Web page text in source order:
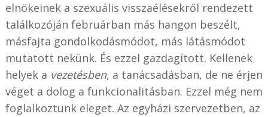
elnökeinek a szexuális visszaélésekről rendezett
találkozóján februárban más hangon beszélt,
másfajta gondolkodásmódot, más látásmódot
mutatott nekünk. És ezzel gazdagított. Kellenek
helyek a vezetésben, a tanácsadásban, de ne érjen
véget a dolog a funkcionalitásban. Ezzel még nem
foglalkoztunk eleget. Az egyházi szervezetben, az